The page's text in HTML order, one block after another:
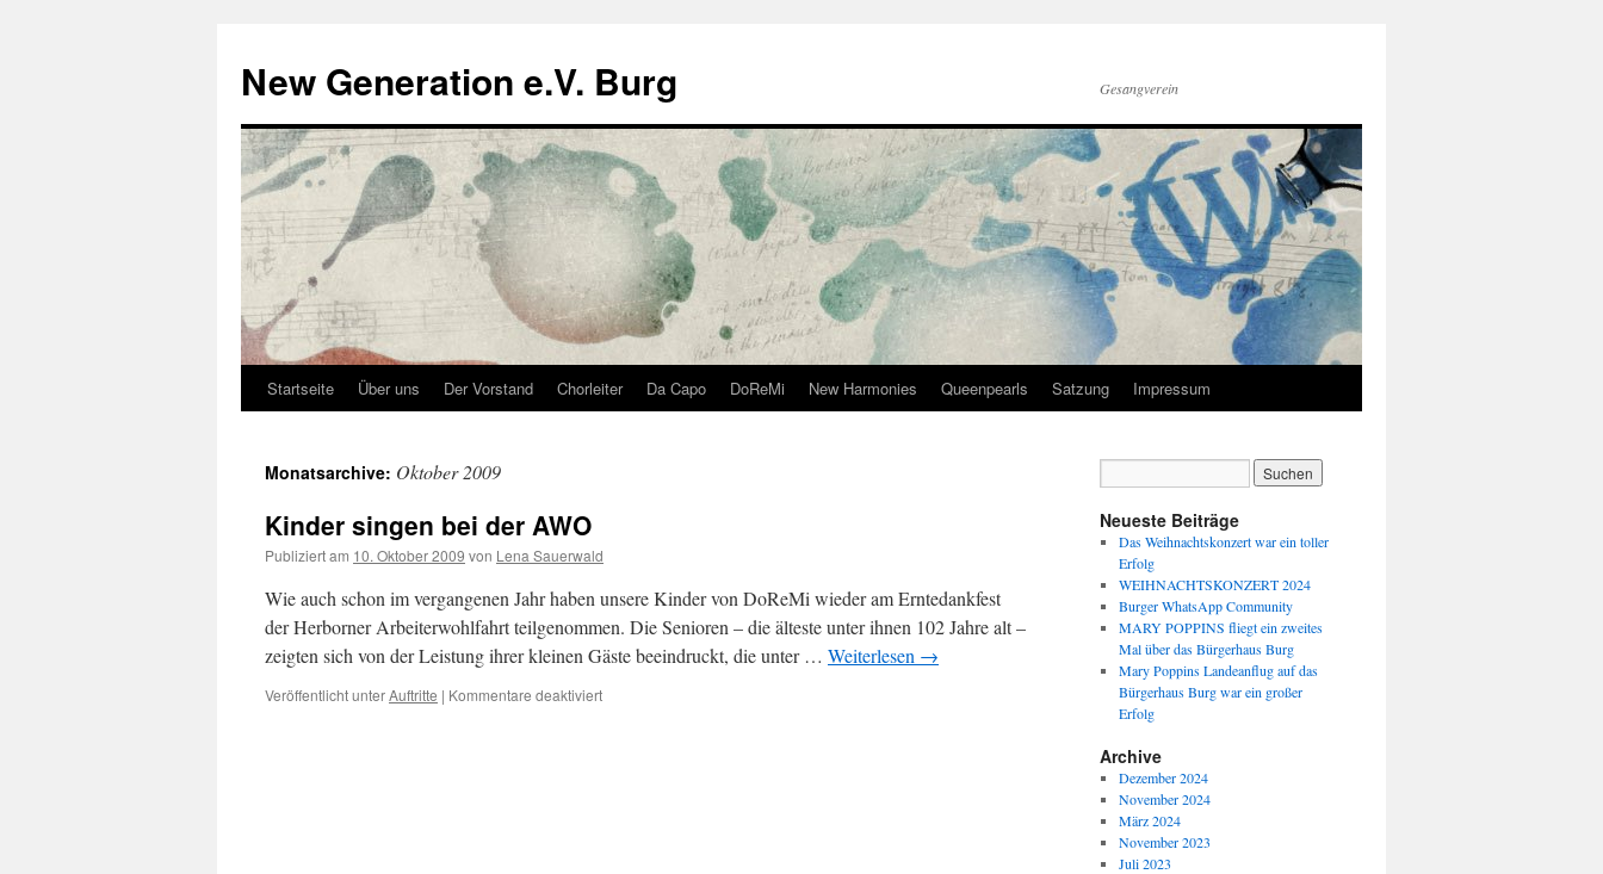
springen
New Generation e.V. Burg Gesangverein
Startseite Über uns Der Vorstand Chorleiter Da Capo DoReMi New Harmonies Queenpearls Satzung Impressum
Monatsarchive: Oktober 2009
Kinder singen bei der AWO
Publiziert am 10. Oktober 2009 von Lena Sauerwald
Wie auch schon im vergangenen Jahr haben unsere Kinder von DoReMi wieder am Erntedankfest
der Herborner Arbeiterwohlfahrt teilgenommen. Die Senioren – die älteste unter ihnen 102 Jahre alt –
zeigten sich von der Leistung ihrer kleinen Gäste beeindruckt, die unter … Weiterlesen →
Veröffentlicht unterAuftritte | Kommentare deaktiviertfür
Neueste Beiträge
Das Weihnachtskonzert war ein toller
Erfolg
WEIHNACHTSKONZERT 2024
Burger WhatsApp Community
MARY POPPINS fliegt ein zweites
Mal über das Bürgerhaus Burg
Mary Poppins Landeanflug auf das
Bürgerhaus Burg war ein großer
Erfolg
Archive
Dezember 2024
November 2024
März 2024
November 2023
Juli 2023